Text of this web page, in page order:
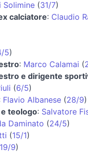
Solimine(31/7)
calciatore: Claudio
5)
: Marco Calamai (
e dirigente
(6/5)
Flavio Albanese(28/9)
teologo: Salvatore
Daminato (24/5)
(15/1)
19/9)